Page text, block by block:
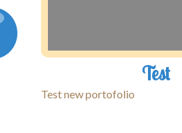
Test
Test new portofolio